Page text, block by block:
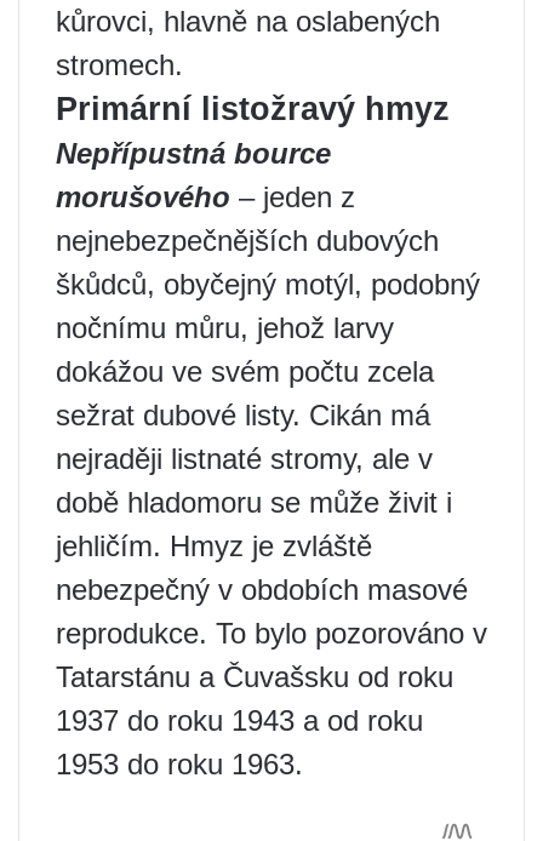
kůrovci, hlavně na oslabených
stromech.
Primární listožravý hmyz
Nepřípustná bource
morušového – jeden z
nejnebezpečnějších dubových
škůdců, obyčejný motýl, podobný
nočnímu můru, jehož larvy
dokážou ve svém počtu zcela
sežrat dubové listy. Cikán má
nejraději listnaté stromy, ale v
době hladomoru se může živit i
jehličím. Hmyz je zvláště
nebezpečný v obdobích masové
reprodukce. To bylo pozorováno v
Tatarstánu a Čuvašsku od roku
1937 do roku 1943 a od roku
1953 do roku 1963.